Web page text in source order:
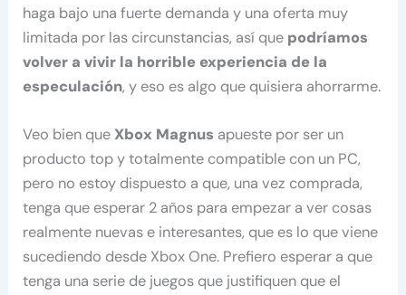
haga bajo una fuerte demanda y una oferta muy
limitada por las circunstancias, así que podríamos
volver a vivir la horrible experiencia de la
especulación, y eso es algo que quisiera ahorrarme.
Veo bien que Xbox Magnus apueste por ser un
producto top y totalmente compatible con un PC,
pero no estoy dispuesto a que, una vez comprada,
tenga que esperar 2 años para empezar a ver cosas
realmente nuevas e interesantes, que es lo que viene
sucediendo desde Xbox One. Prefiero esperar a que
tenga una serie de juegos que justifiquen que el